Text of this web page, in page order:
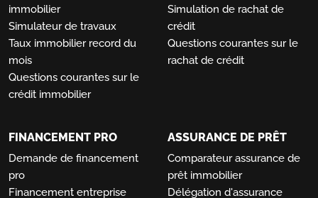
immobilier
Simulateur de travaux
Taux immobilier record du
mois
Questions courantes sur le
crédit immobilier
Simulation de rachat de
crédit
Questions courantes sur le
rachat de crédit
FINANCEMENT PRO
Demande de financement
pro
Financement entreprise
ASSURANCE DE PRÊT
Comparateur assurance de
prêt immobilier
Délégation d'assurance